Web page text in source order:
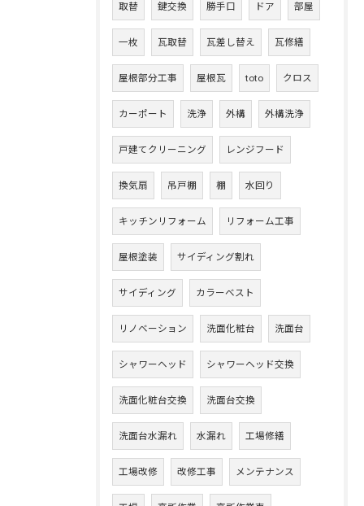
取替 鍵交換 勝手口 ドア 部屋
一枚 瓦取替 瓦差し替え 瓦修繕
屋根部分工事 屋根瓦 toto クロス
カーポート 洗浄 外構 外構洗浄
戸建てクリーニング レンジフード
換気扇 吊戸棚 棚 水回り
キッチンリフォーム リフォーム工事
屋根塗装 サイディング割れ
サイディング カラーベスト
リノベーション 洗面化粧台 洗面台
シャワーヘッド シャワーヘッド交換
洗面化粧台交換 洗面台交換
洗面台水漏れ 水漏れ 工場修繕
工場改修 改修工事 メンテナンス